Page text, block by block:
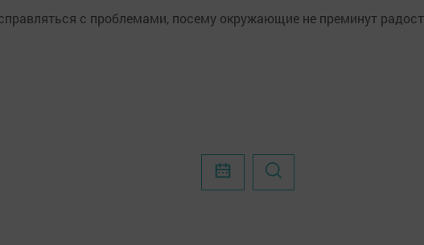
с проблемами, посему окружающие не преминут